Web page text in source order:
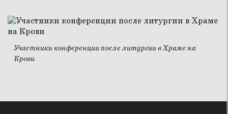
Участники конференции после литургии в Храме на
Крови